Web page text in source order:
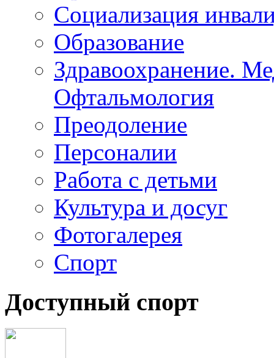
Социализация
Образование
Здравоохранение.
Офтальмология
Преодоление
Персоналии
Работа с детьми
Культура и досуг
Фотогалерея
Спорт
Доступный спорт